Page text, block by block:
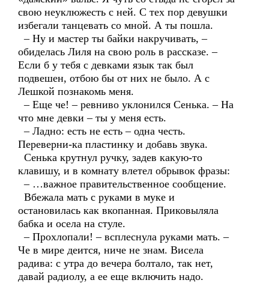
свою неуклюжесть с ней. С тех пор девушки
избегали танцевать со мной. А ты пошла.
– Ну и мастер ты байки накручивать, –
обиделась Лиля на свою роль в рассказе. –
Если б у тебя с девками язык так был
подвешен, отбою бы от них не было. А с
Лешкой познакомь меня.
– Еще че! – ревниво уклонился Сенька. – На
что мне девки – ты у меня есть.
– Ладно: есть не есть – одна честь.
Переверни-ка пластинку и добавь звука.
Сенька крутнул ручку, задев какую-то
клавишу, и в комнату влетел обрывок фразы:
– …важное правительственное сообщение.
Вбежала мать с руками в муке и
остановилась как вкопанная. Приковыляла
бабка и осела на стуле.
– Прохлопали! – всплеснула руками мать. –
Че в мире деится, ниче не знам. Висела
радива: с утра до вечера болтало, так нет,
давай радиолу, а ее еще включить надо.